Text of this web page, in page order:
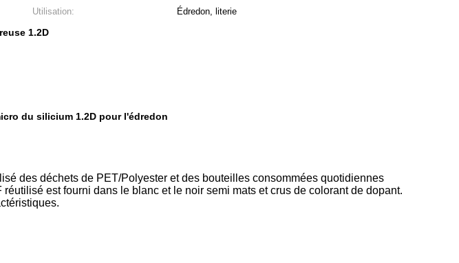
Utilisation:
Édredon, literie
1.2D
du silicium 1.2D pour l'édredon
des déchets de PET/Polyester et des bouteilles consommées quotidiennes
est fourni dans le blanc et le noir semi mats et crus de colorant de dopant.